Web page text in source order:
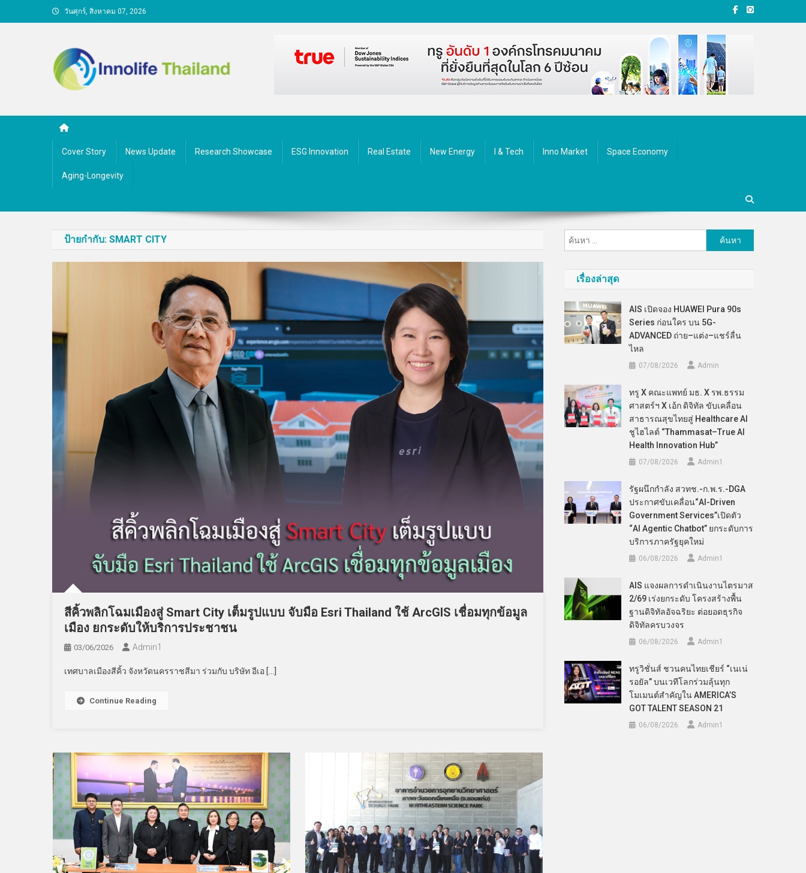
to
วันศุกร์, สิงหาคม 07, 2026
Cover Story News Update Research Showcase ESG Innovation Real Estate New Energy I & Tech Inno Market Space Economy
Aging-Longevity
ป้ายกำกับ: SMART CITY
สีคิ้วพลิกโฉมเมืองสู่ Smart City เต็มรูปแบบ จับมือ Esri Thailand ใช้ ArcGIS เชื่อมทุกข้อมูล
เมือง ยกระดับให้บริการประชาชน
03/06/2026 Admin​1
เทศบาลเมืองสีคิ้ว จังหวัดนครราชสีมา ร่วมกับ บริษัท อีเอ […]
Continue Reading
ค้นหา
สำหรับ:
เรื่องล่าสุด
AIS เปิดจอง HUAWEI Pura 90s
Series ก่อนใคร บน 5G-
ADVANCED ถ่าย–แต่ง–แชร์ลื่น
ไหล
07/08/2026 Admin
ทรู X คณะแพทย์ มธ. X รพ.ธรรม
ศาสตร์ฯ X เอ้ก ดิจิทัล ขับเคลื่อน
สาธารณสุขไทยสู่ Healthcare AI
ชูไฮไลต์ “Thammasat–True AI
Health Innovation Hub”
07/08/2026 Admin​1
รัฐผนึกกำลัง สวทช.-ก.พ.ร.-DGA
ประกาศขับเคลื่อน“AI-Driven
Government Services”เปิดตัว
“AI Agentic Chatbot” ยกระดับการ
บริการภาครัฐยุคใหม่
06/08/2026 Admin​1
AIS แจงผลการดำเนินงานไตรมาส
2/69 เร่งยกระดับ โครงสร้างพื้น
ฐานดิจิทัลอัจฉริยะ ต่อยอดธุรกิจ
ดิจิทัลครบวงจร
06/08/2026 Admin​1
ทรูวิชั่นส์ ชวนคนไทยเชียร์ “เนเน่
รอยัล” บนเวทีโลกร่วมลุ้นทุก
โมเมนต์สำคัญใน AMERICA’S
GOT TALENT SEASON 21
06/08/2026 Admin​1